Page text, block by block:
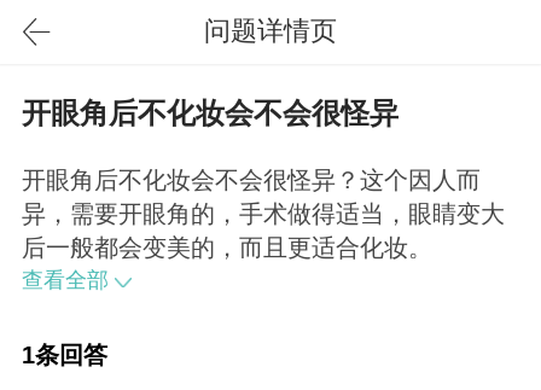
问题详情页
开眼角后不化妆会不会很怪异
开眼角后不化妆会不会很怪异？这个因人而
异，需要开眼角的，手术做得适当，眼睛变大
后一般都会变美的，而且更适合化妆。
查看全部
1条回答